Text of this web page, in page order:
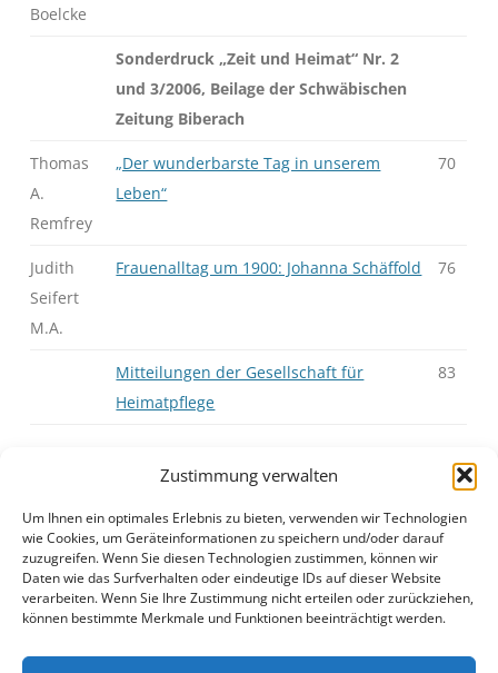
Zustimmung verwalten
Um Ihnen ein optimales Erlebnis zu bieten, verwenden wir Technologien
wie Cookies, um Geräteinformationen zu speichern und/oder darauf
zuzugreifen. Wenn Sie diesen Technologien zustimmen, können wir
Daten wie das Surfverhalten oder eindeutige IDs auf dieser Website
verarbeiten. Wenn Sie Ihre Zustimmung nicht erteilen oder zurückziehen,
können bestimmte Merkmale und Funktionen beeinträchtigt werden.
Boelcke
Sonderdruck „Zeit und Heimat“ Nr. 2
und 3/2006, Beilage der Schwäbischen
Zeitung Biberach
Thomas
A.
Remfrey
„Der wunderbarste Tag in unserem
Leben“
70
Judith
Seifert
M.A.
Frauenalltag um 1900: Johanna Schäffold 76
Mitteilungen der Gesellschaft für
Heimatpflege
83
J29H2S01.pdf Anzeigen|Download